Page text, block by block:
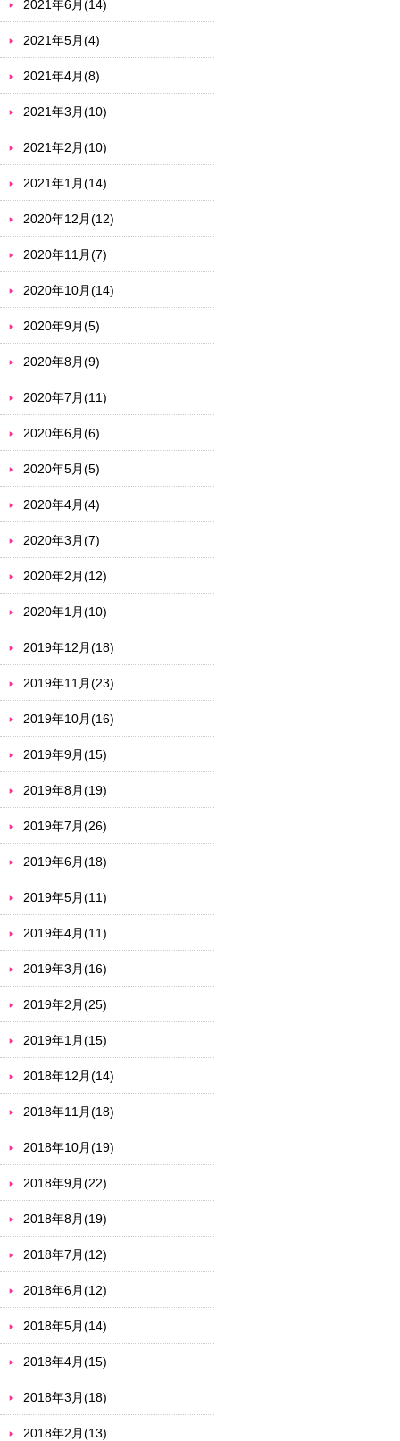
2021年6月(14)
2021年5月(4)
2021年4月(8)
2021年3月(10)
2021年2月(10)
2021年1月(14)
2020年12月(12)
2020年11月(7)
2020年10月(14)
2020年9月(5)
2020年8月(9)
2020年7月(11)
2020年6月(6)
2020年5月(5)
2020年4月(4)
2020年3月(7)
2020年2月(12)
2020年1月(10)
2019年12月(18)
2019年11月(23)
2019年10月(16)
2019年9月(15)
2019年8月(19)
2019年7月(26)
2019年6月(18)
2019年5月(11)
2019年4月(11)
2019年3月(16)
2019年2月(25)
2019年1月(15)
2018年12月(14)
2018年11月(18)
2018年10月(19)
2018年9月(22)
2018年8月(19)
2018年7月(12)
2018年6月(12)
2018年5月(14)
2018年4月(15)
2018年3月(18)
2018年2月(13)